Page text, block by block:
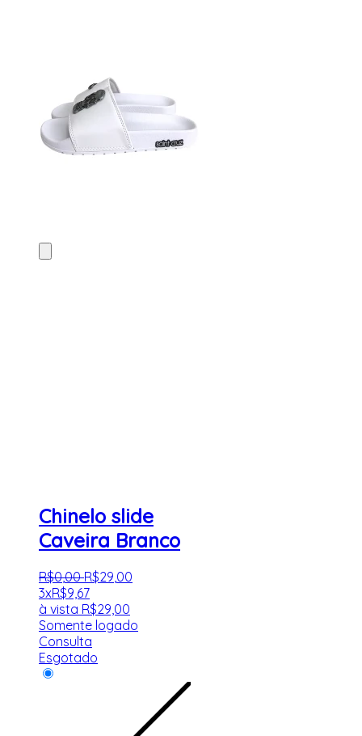
Chinelo slide
Caveira Branco
R$0,00 R$29 00
3xR$9,67
à vista R$29,00
Somente logado
Consulta
Esgotado